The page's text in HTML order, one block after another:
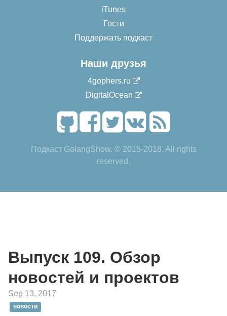
iTunes
Гости
Поддержать подкаст
Наши друзья
4gophers.ru
DigitalOcean
Подкаст GolangShow. © 2015-2018. All rights
reserved.
Выпуск 109. Обзор
новостей и проектов
Sep 13, 2017
новости